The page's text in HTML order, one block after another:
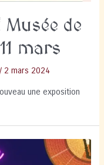
Musée de
mars
/ 2 mars 2024
une exposition